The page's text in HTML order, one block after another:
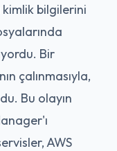
bilgilerini
Bir
çalınmasıyla,
Bu olayın
AWS